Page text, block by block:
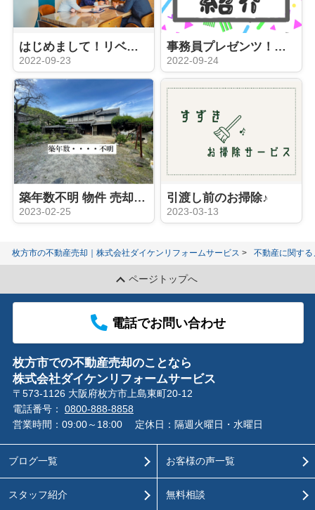
はじめまして！リベスト不動産販売です！
2022-09-23
事務員プレゼンツ！スタッフ紹介★
2022-09-24
築年数不明 物件 売却御礼
2023-02-25
引渡し前のお掃除♪
2023-03-13
枚方市の不動産売却｜株式会社ダイケンリフォームサービス 不動産に関す
ページトップへ
電話でお問い合わせ
枚方市での不動産売却のことなら
株式会社ダイケンリフォームサービス
〒573-1126 大阪府枚方市上島東町20-12
電話番号： 0800-888-8858
営業時間：09:00～18:00
定休日：隔週火曜日・水曜日
ブログ一覧
スタッフ紹介
お客様の声一覧
無料相談